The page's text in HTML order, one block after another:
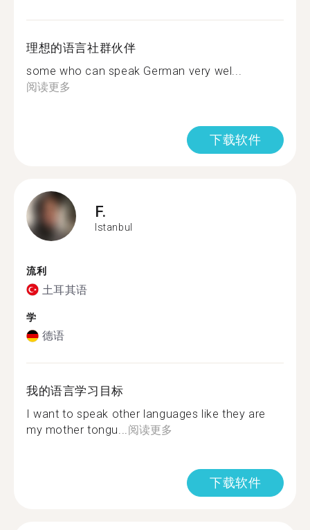
理想的语言社群伙伴
some who can speak German very wel...
阅读更多
下载软件
F.
Istanbul
流利
土耳其语
学
德语
我的语言学习目标
I want to speak other languages like they are
my mother tongu...阅读更多
下载软件